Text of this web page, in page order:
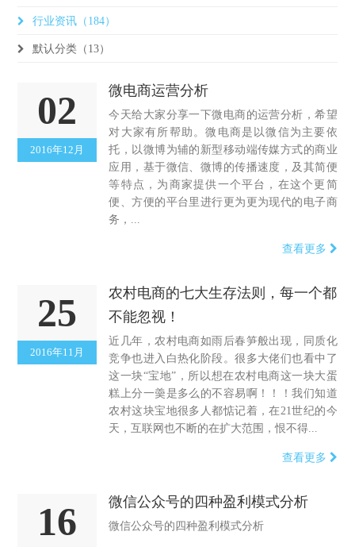
行业资讯（184）
默认分类（13）
02
2016年12月
微电商运营分析
今天给大家分享一下微电商的运营分析，希望
对大家有所帮助。微电商是以微信为主要依
托，以微博为辅的新型移动端传媒方式的商业
应用，基于微信、微博的传播速度，及其简便
等特点，为商家提供一个平台，在这个更简
便、方便的平台里进行更为更为现代的电子商
务，...
查看更多
25
2016年11月
农村电商的七大生存法则，每一个都
不能忽视！
近几年，农村电商如雨后春笋般出现，同质化
竞争也进入白热化阶段。很多大佬们也看中了
这一块“宝地”，所以想在农村电商这一块大蛋
糕上分一羮是多么的不容易啊！！！我们知道
农村这块宝地很多人都惦记着，在21世纪的今
天，互联网也不断的在扩大范围，恨不得...
查看更多
16 微信公众号的四种盈利模式分析
微信公众号的四种盈利模式分析